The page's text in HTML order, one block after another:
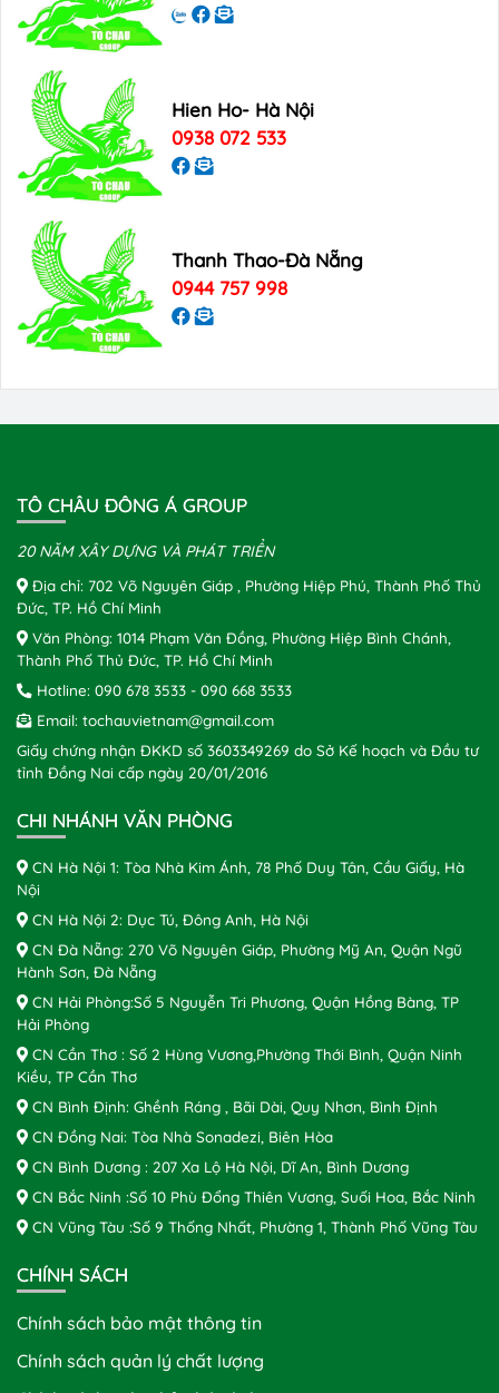
Hien Ho- Hà Nội
0938 072 533
Thanh Thao-Đà Nẵng
0944 757 998
TÔ CHÂU ĐÔNG Á GROUP
20 NĂM XÂY DỰNG VÀ PHÁT TRIỂN
Địa chỉ: 702 Võ Nguyên Giáp , Phường Hiệp Phú, Thành Phố Thủ
Đức, TP. Hồ Chí Minh
Văn Phòng: 1014 Phạm Văn Đồng, Phường Hiệp Bình Chánh,
Thành Phố Thủ Đức, TP. Hồ Chí Minh
Hotline: 090 678 3533 - 090 668 3533
Email: tochauvietnam@gmail.com
Giấy chứng nhận ĐKKD số 3603349269 do Sở Kế hoạch và Đầu tư
tỉnh Đồng Nai cấp ngày 20/01/2016
CHI NHÁNH VĂN PHÒNG
CN Hà Nội 1: Tòa Nhà Kim Ánh, 78 Phố Duy Tân, Cầu Giấy, Hà
Nội
CN Hà Nội 2: Dục Tú, Đông Anh, Hà Nội
CN Đà Nẵng: 270 Võ Nguyên Giáp, Phường Mỹ An, Quận Ngũ
Hành Sơn, Đà Nẵng
CN Hải Phòng:Số 5 Nguyễn Tri Phương, Quận Hồng Bàng, TP
Hải Phòng
CN Cần Thơ : Số 2 Hùng Vương,Phường Thới Bình, Quận Ninh
Kiều, TP Cần Thơ
CN Bình Định: Ghềnh Ráng , Bãi Dài, Quy Nhơn, Bình Định
CN Đồng Nai: Tòa Nhà Sonadezi, Biên Hòa
CN Bình Dương : 207 Xa Lộ Hà Nội, Dĩ An, Bình Dương
CN Bắc Ninh :Số 10 Phù Đổng Thiên Vương, Suối Hoa, Bắc Ninh
CN Vũng Tàu :Số 9 Thống Nhất, Phường 1, Thành Phố Vũng Tàu
CHÍNH SÁCH
Chính sách bảo mật thông tin
Chính sách quản lý chất lượng